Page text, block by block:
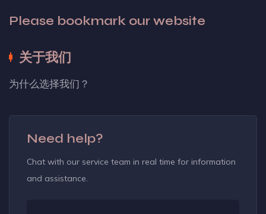
Please bookmark our website
关于我们
为什么选择我们？
Need help?
Chat with our service team in real time for information
and assistance.